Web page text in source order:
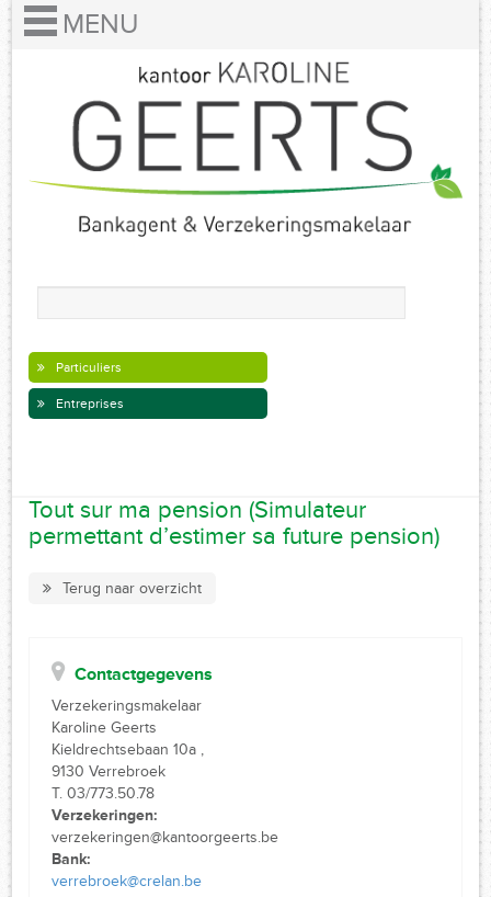
Particuliers
Entreprises
Tout sur ma pension (Simulateur
permettant d’estimer sa future pension)
Terug naar overzicht
Contactgegevens
Verzekeringsmakelaar
Karoline Geerts
Kieldrechtsebaan 10a ,
9130 Verrebroek
T. 03/773.50.78
Verzekeringen:
verzekeringen@kantoorgeerts.be
Bank:
verrebroek@crelan.be